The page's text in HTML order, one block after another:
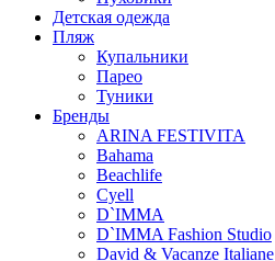
Детская одежда
Пляж
Купальники
Парео
Туники
Бренды
ARINA FESTIVITA
Bahama
Beachlife
Cyell
D`IMMA
D`IMMA Fashion Studio
David & Vacanze Italiane